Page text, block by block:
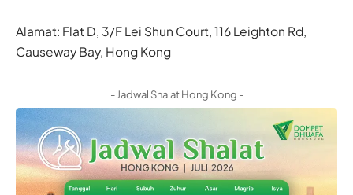
Alamat: Flat D, 3/F Lei Shun Court, 116 Leighton Rd,
Causeway Bay, Hong Kong
- Jadwal Shalat Hong Kong -